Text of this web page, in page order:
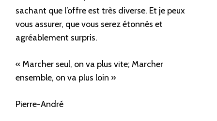
sachant que l’offre est très diverse. Et je peux
vous assurer, que vous serez étonnés et
agréablement surpris.
« Marcher seul, on va plus vite; Marcher
ensemble, on va plus loin »
Pierre-André